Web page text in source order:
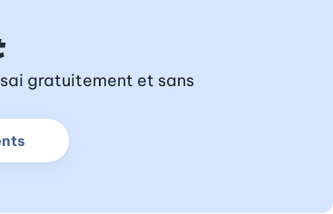
gratuitement et sans
d’essai